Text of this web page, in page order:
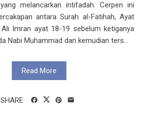
melancarkan intifadah. Cerpen ini
antara Surah al-Fatihah, Ayat
Imran ayat 18-19 sebelum ketiganya
Nabi Muhammad dan kemudian ters...
Read More
SHARE